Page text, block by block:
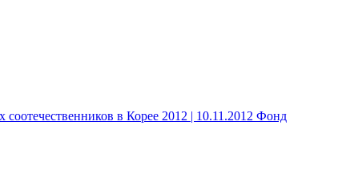
в Корее 2012 | 10.11.2012 Фонд